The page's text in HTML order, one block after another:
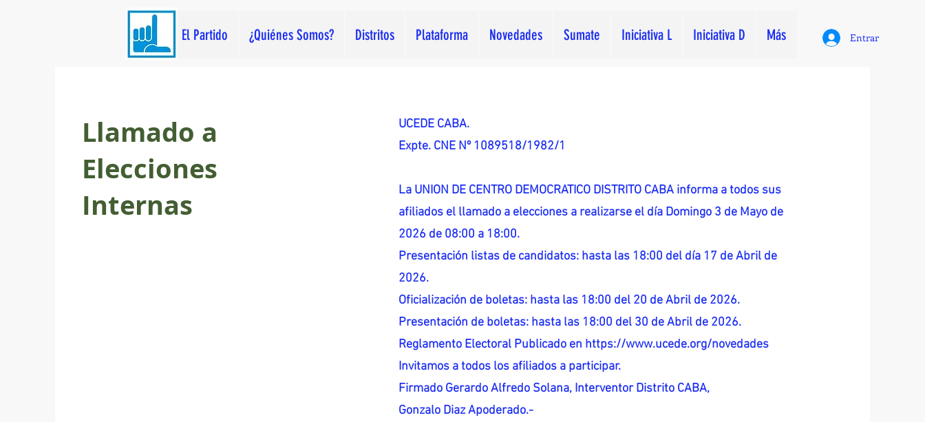
El Partido ¿Quiénes Somos? Distritos Plataforma Novedades Sumate Iniciativa L Iniciativa D Más Entrar
Llamado a
Elecciones
Internas
UCEDE CABA.
Expte. CNE Nº 1089518/1982/1
La UNION DE CENTRO DEMOCRATICO DISTRITO CABA informa a todos sus
afiliados el llamado a elecciones a realizarse el día Domingo 3 de Mayo de
2026 de 08:00 a 18:00.
Presentación listas de candidatos: hasta las 18:00 del día 17 de Abril de
2026.
Oficialización de boletas: hasta las 18:00 del 20 de Abril de 2026.
Presentación de boletas: hasta las 18:00 del 30 de Abril de 2026.
Reglamento Electoral Publicado en https://www.ucede.org/novedades
Invitamos a todos los afiliados a participar.
Firmado Gerardo Alfredo Solana, Interventor Distrito CABA,
Gonzalo Diaz Apoderado.-